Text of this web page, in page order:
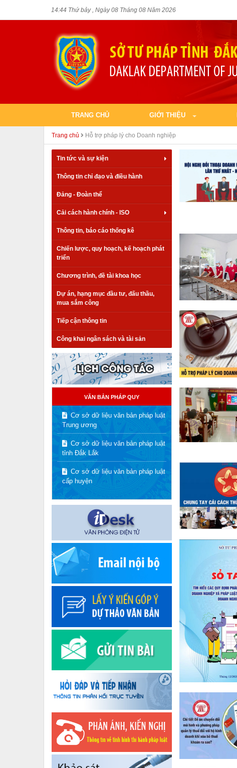
14:44 Thứ bảy , Ngày 08 Tháng 08 Năm 2026
TRANG CHỦ GIỚI THIỆU
Trang chủ Hỗ trợ pháp lý cho Doanh nghiệp
Tin tức và sự kiện
Thông tin chỉ đạo và điều hành
Đảng - Đoàn thể
Cải cách hành chính - ISO
Thông tin, báo cáo thống kê
Chiến lược, quy hoạch, kế hoạch phát
triển
Chương trình, đề tài khoa học
Dự án, hạng mục đầu tư, đấu thầu,
mua sắm công
Tiếp cận thông tin
Công khai ngân sách và tài sản
VĂN BẢN PHÁP QUY
Cơ sở dữ liệu văn bản pháp luật
Trung ương
Cơ sở dữ liệu văn bản pháp luật
tỉnh Đắk Lắk
Cơ sở dữ liệu văn bản pháp luật
cấp huyện